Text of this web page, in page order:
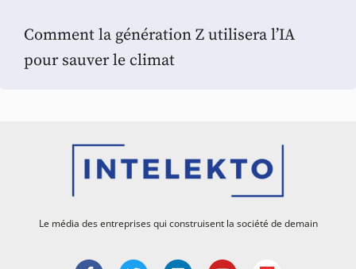
Comment la génération Z utilisera l’IA
pour sauver le climat
Le média des entreprises qui construisent la société de demain